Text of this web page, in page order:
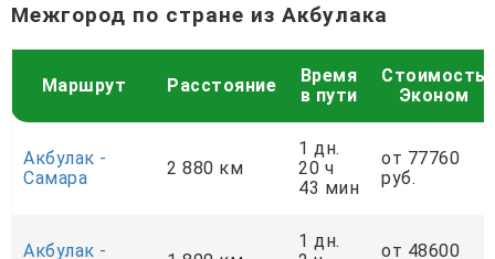
Межгород по стране из Акбулака
Маршрут Расстояние
Время
в пути
Стоимость
Эконом
Акбулак -
Самара
2 880 км
1 дн.
20 ч
43 мин
от 77760
руб.
Акбулак -
1 дн.
от 48600